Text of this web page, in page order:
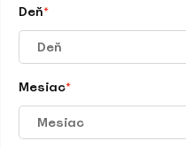
Deň*
Mesiac*